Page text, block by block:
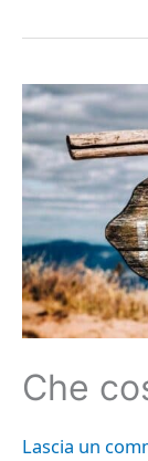
Che
Lascia un
Che
cosa
è
il
Karma?